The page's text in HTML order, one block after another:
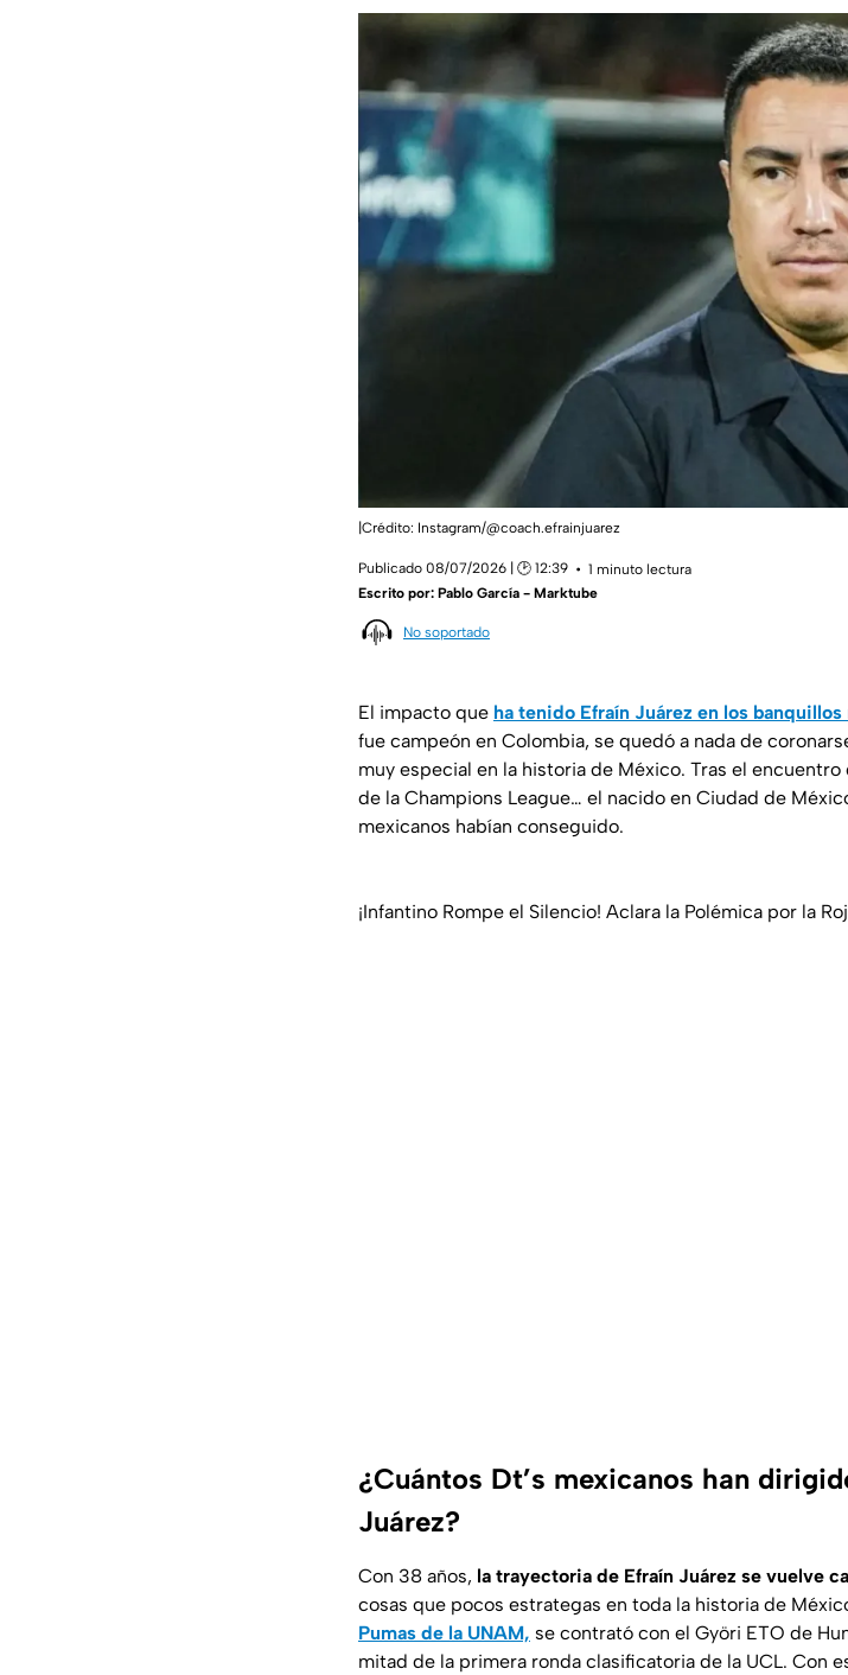
|Crédito: Instagram/@coach.efrainjuarez
Publicado 08/07/2026 | 🕑 12:39
1 minuto lectura
Escrito por: Pablo García - Marktube
No soportado
El impacto que ha tenido Efraín Juárez en los
fue campeón en Colombia, se quedó a nada de
muy especial en la historia de México. Tras el
de la Champions League… el nacido en Ciudad de
mexicanos habían conseguido.
¡Infantino Rompe el Silencio! Aclara la Polémica por la
¿Cuántos Dt’s mexicanos han
Juárez?
Con 38 años, la trayectoria de Efraín Juárez se vuelve
cosas que pocos estrategas en toda la historia de
Pumas de la UNAM, se contrató con el Györi ETO de
mitad de la primera ronda clasificatoria de la UCL. Con